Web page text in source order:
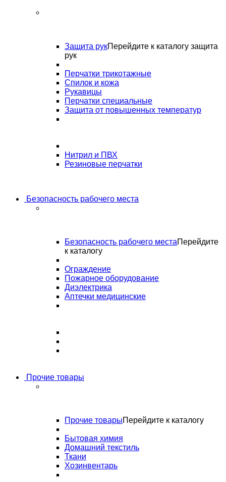
Защита рукПерейдите к каталогу защита
рук
Перчатки трикотажные
Спилок и кожа
Рукавицы
Перчатки специальные
Защита от повышенных температур
Нитрил и ПВХ
Резиновые перчатки
Безопасность рабочего места
Безопасность рабочего местаПерейдите
к каталогу
Ограждение
Пожарное оборудование
Диэлектрика
Аптечки медицинские
Прочие товары
Прочие товарыПерейдите к каталогу
Бытовая химия
Домашний текстиль
Ткани
Хозинвентарь